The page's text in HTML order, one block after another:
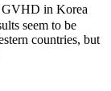
in Korea
seem to be
countries, but